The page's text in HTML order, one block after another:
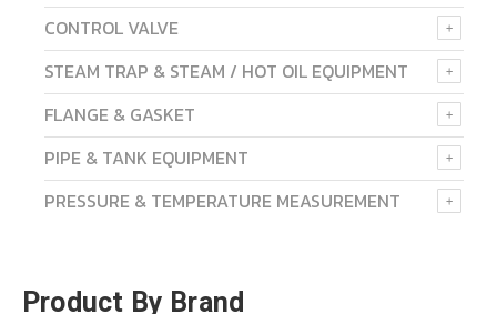
CONTROL VALVE
STEAM TRAP & STEAM / HOT OIL EQUIPMENT
FLANGE & GASKET
PIPE & TANK EQUIPMENT
PRESSURE & TEMPERATURE MEASUREMENT
Product By Brand